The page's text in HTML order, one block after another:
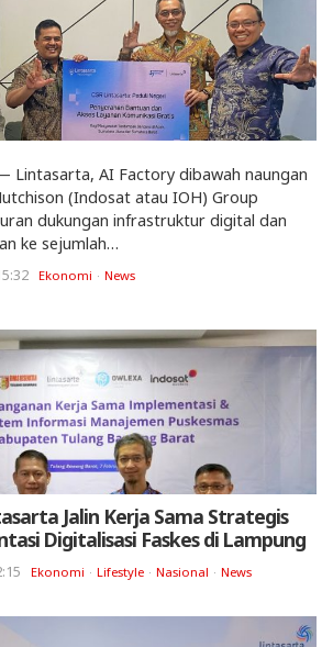
Lintasarta, AI Factory dibawah naungan
(Indosat atau IOH) Group
dukungan infrastruktur digital dan
ke sejumlah…
Ekonomi News
Jalin Kerja Sama Strategis
Digitalisasi Faskes di Lampung
Ekonomi Lifestyle Nasional News